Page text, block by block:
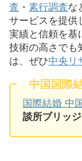
査 ・ 素行調査な
サービスを提供
実績と信頼を基
技術の高さでも
は、ぜひ中央リ
中国国際
国際結婚 中
談所ブリッジ